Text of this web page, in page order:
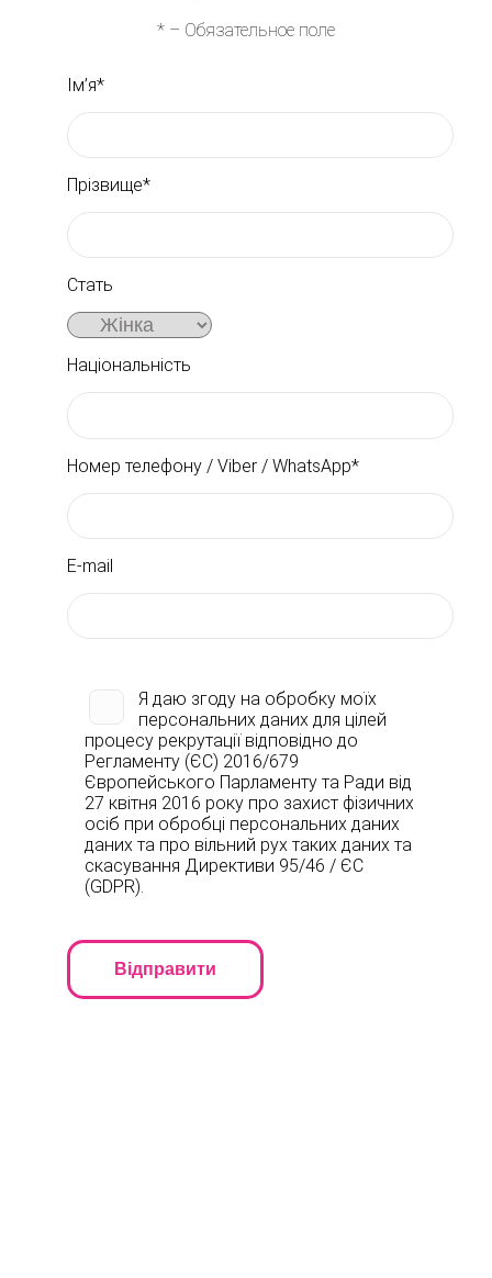
* – Обязательное поле
Ім’я*
Прізвище*
Стать
Національність
Номер телефону / Viber / WhatsApp*
E-mail
Я даю згоду на обробку моїх
персональних даних для цілей
процесу рекрутації відповідно до
Регламенту (ЄС) 2016/679
Європейського Парламенту та Ради від
27 квітня 2016 року про захист фізичних
осіб при обробці персональних даних
даних та про вільний рух таких даних та
скасування Директиви 95/46 / ЄС
(GDPR).